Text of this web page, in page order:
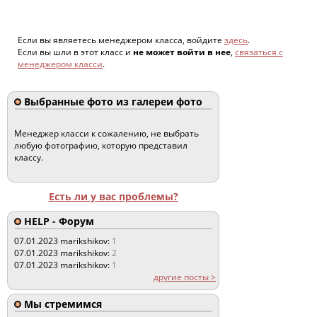
Если вы являетесь менеджером класса, войдите здесь.
Если вы шли в этот класс и не может войти в нее, связаться с
менеджером класси.
Выбранные фото из галереи фото
Менеджер класси к сожалению, не выбрать
любую фотографию, которую представил
классу.
Есть ли у вас проблемы?
HELP - Форум
07.01.2023 marikshikov: 1
07.01.2023 marikshikov:2
07.01.2023 marikshikov: 1
другие посты >
Мы стремимся